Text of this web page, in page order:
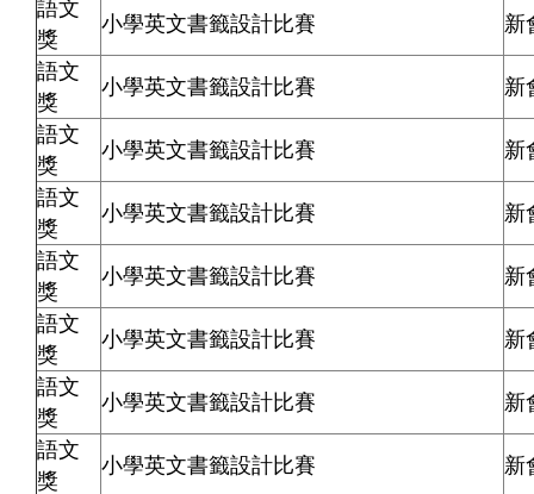
語文
獎
小學英文書籤設計比賽
新
語文
獎
小學英文書籤設計比賽
新
語文
獎
小學英文書籤設計比賽
新
語文
獎
小學英文書籤設計比賽
新
語文
獎
小學英文書籤設計比賽
新
語文
獎
小學英文書籤設計比賽
新
語文
獎
小學英文書籤設計比賽
新
語文
獎
小學英文書籤設計比賽
新